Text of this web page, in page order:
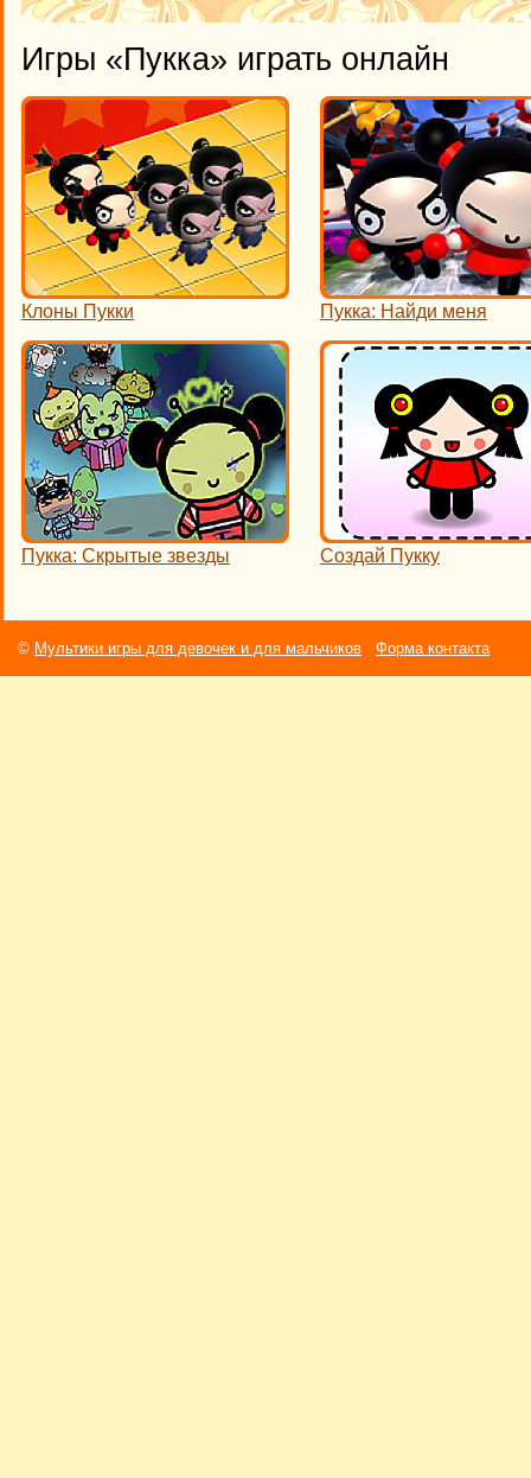
Игры «Пукка» играть онлайн
Клоны Пукки Пукка: Найди меня
Пукка: Скрытые звезды Создай Пукку
© Мультики игры для девочек и для мальчиков Форма контакта